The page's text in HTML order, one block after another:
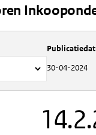
30-04-2024